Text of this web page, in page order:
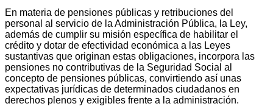
En materia de pensiones públicas y retribuciones del
personal al servicio de la Administración Pública, la Ley,
además de cumplir su misión específica de habilitar el
crédito y dotar de efectividad económica a las Leyes
sustantivas que originan estas obligaciones, incorpora las
pensiones no contributivas de la Seguridad Social al
concepto de pensiones públicas, convirtiendo así unas
expectativas jurídicas de determinados ciudadanos en
derechos plenos y exigibles frente a la administración.